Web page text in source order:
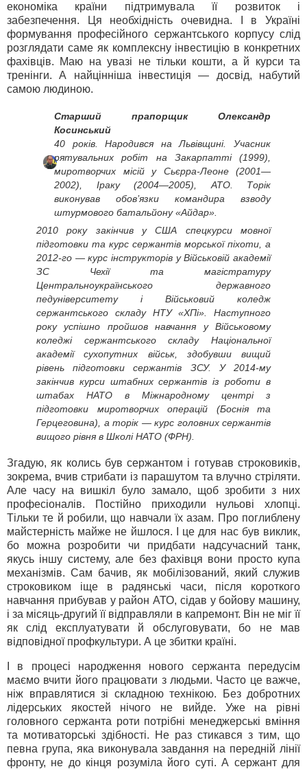
економіка країни підтримувала її розвиток і
забезпечення. Ця необхідність очевидна. І в Україні
формування професійного сержантського корпусу слід
розглядати саме як комплексну інвестицію в конкретних
фахівців. Маю на увазі не тільки кошти, а й курси та
тренінги. А найцінніша інвестиція — досвід, набутий
самою людиною.
Старший прапорщик Олександр
Косинський
40 років. Народився на Львівщині. Учасник
рятувальних робіт на Закарпатті (1999),
миротворчих місій у Сьєрра-Леоне (2001—
2002), Іраку (2004—2005), АТО. Торік
виконував обов’язки командира взводу
штурмового батальйону «Айдар».
2010 року закінчив у США спецкурси мовної
підготовки та курс сержантів морської піхоти, а
2012-го — курс інструкторів у Військовій академії
ЗС Чехії та магістратуру
Центральноукраїнського державного
педуніверситету і Військовий коледж
сержантського складу НТУ «ХПі». Наступного
року успішно пройшов навчання у Військовому
коледжі сержантського складу Національної
академії сухопутних військ, здобувши вищий
рівень підготовки сержантів ЗСУ. У 2014-му
закінчив курси штабних сержантів із роботи в
штабах НАТО в Міжнародному центрі з
підготовки миротворчих операцій (Боснія та
Герцеговина), а торік — курс головних сержантів
вищого рівня в Школі НАТО (ФРН).
Згадую, як колись був сержантом і готував строковиків,
зокрема, вчив стрибати із парашутом та влучно стріляти.
Але часу на вишкіл було замало, щоб зробити з них
професіоналів. Постійно приходили нульові хлопці.
Тільки те й робили, що навчали їх азам. Про поглиблену
майстерність майже не йшлося. І це для нас був виклик,
бо можна розробити чи придбати надсучасний танк,
якусь іншу систему, але без фахівця вони просто купа
механізмів. Сам бачив, як мобілізований, який служив
строковиком іще в радянські часи, після короткого
навчання прибував у район АТО, сідав у бойову машину,
і за місяць-другий її відправляли в капремонт. Він не міг її
як слід експлуатувати й обслуговувати, бо не мав
відповідної профкультури. А це збитки країні.
І в процесі народження нового сержанта передусім
маємо вчити його працювати з людьми. Часто це важче,
ніж вправлятися зі складною технікою. Без добротних
лідерських якостей нічого не вийде. Уже на рівні
головного сержанта роти потрібні менеджерські вміння
та мотиваторські здібності. Не раз стикався з тим, що
певна група, яка виконувала завдання на передній лінії
фронту, не до кінця розуміла його суті. А сержант для